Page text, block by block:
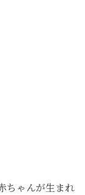
ちゃんが生まれ